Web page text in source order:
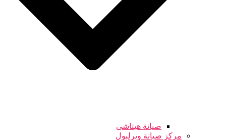
صيانة هيتاشى
مركز صيانة ويرلبول